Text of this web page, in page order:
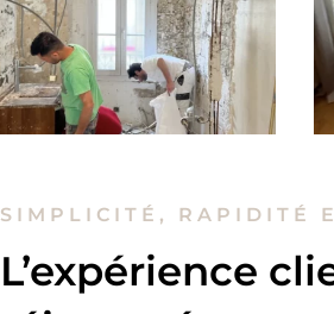
SIMPLICITÉ, RAPIDITÉ
L’expérience